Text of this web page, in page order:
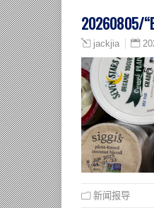
20260805/
jackjia
新闻报导